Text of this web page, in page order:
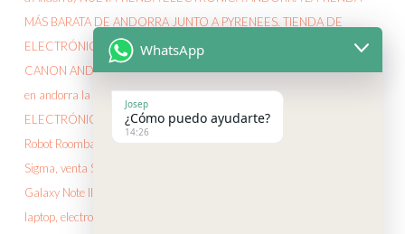
WhatsApp
Josep
¿Cómo puedo ayudarte?
14:26